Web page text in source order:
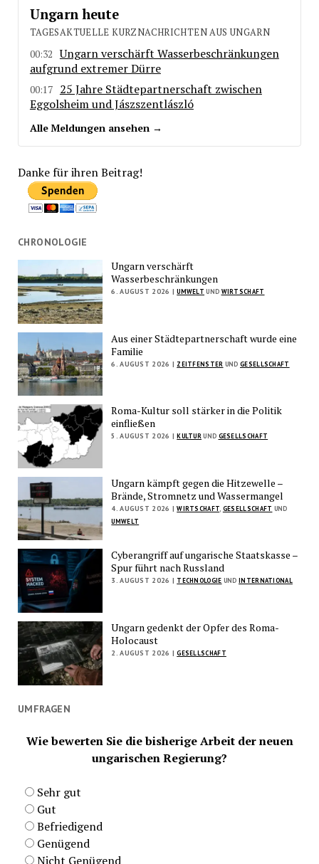
Ungarn heute
TAGESAKTUELLE KURZNACHRICHTEN AUS UNGARN
00:32
Ungarn verschärft Wasserbeschränkungen
aufgrund extremer Dürre
00:17
25 Jahre Städtepartnerschaft zwischen
Eggolsheim und Jászszentlászló
Alle Meldungen ansehen →
Danke für ihren Beitrag!
CHRONOLOGIE
Ungarn verschärft
Wasserbeschränkungen
6. AUGUST 2026 | UMWELT UND WIRTSCHAFT
Aus einer Städtepartnerschaft wurde eine
Familie
6. AUGUST 2026 | ZEITFENSTER UNDGESELLSCHAFT
Roma-Kultur soll stärker in die Politik
einfließen
5. AUGUST 2026 | KULTURUND GESELLSCHAFT
Ungarn kämpft gegen die Hitzewelle –
Brände, Stromnetz und Wassermangel
4. AUGUST 2026 | WIRTSCHAFT GESELLSCHAFT UND
UMWELT
Cyberangriff auf ungarische Staatskasse –
Spur führt nach Russland
3. AUGUST 2026 | TECHNOLOGIE UND INTERNATIONAL
Ungarn gedenkt der Opfer des Roma-
Holocaust
2. AUGUST 2026 | GESELLSCHAFT
UMFRAGEN
Wie bewerten Sie die bisherige Arbeit der neuen
ungarischen Regierung?
Sehr gut
Gut
Befriedigend
Genügend
Nicht Genügend